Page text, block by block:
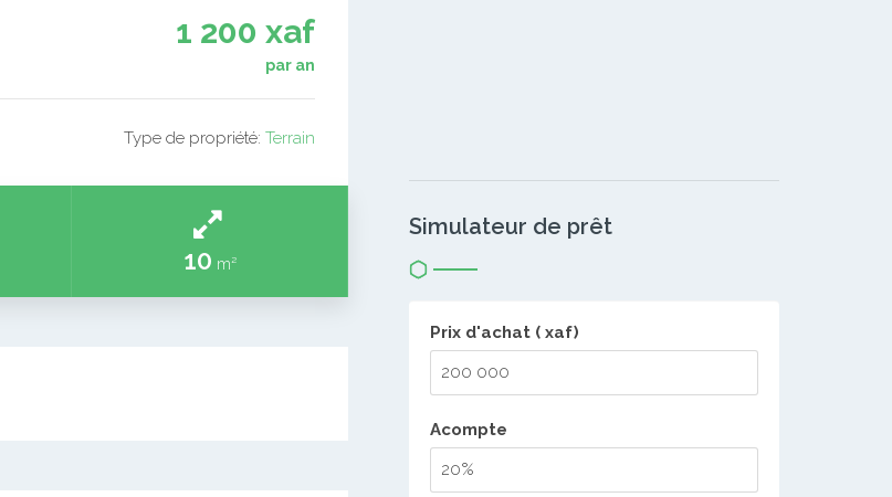
1 200 xaf
par an
Type de propriété: Terrain
10 m²
Simulateur de prêt
Prix d'achat ( xaf)
Acompte